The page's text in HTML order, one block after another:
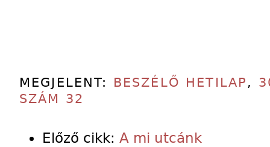
MEGJELENT: BESZÉLŐ HETILAP ,
SZÁM 32
Előző cikk: A mi utcánk